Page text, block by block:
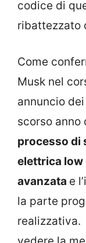
codice di
ribattezzato
Come
Musk nel
annuncio
scorso anno
processo di
elettrica low
avanzata e
la parte
realizzativa.